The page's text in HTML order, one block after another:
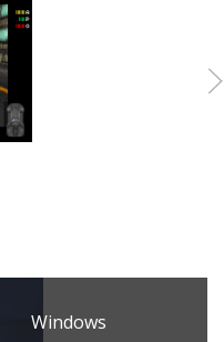
Windows